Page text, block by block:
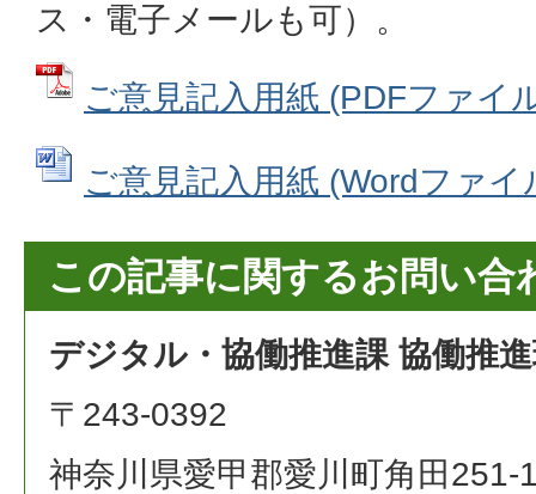
ス・電子メールも可）。
ご意見記入用紙 (PDFファイ
ご意見記入用紙 (Wordファ
この記事に関するお問い合
デジタル・協働推進課 協働推
〒243-0392
神奈川県愛甲郡愛川町角田251-